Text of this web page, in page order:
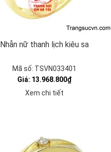
Nhẫn nữ thanh lịch kiêu sa
Mã số: TSVN033401
Giá: 13.968.800₫
Xem chi tiết